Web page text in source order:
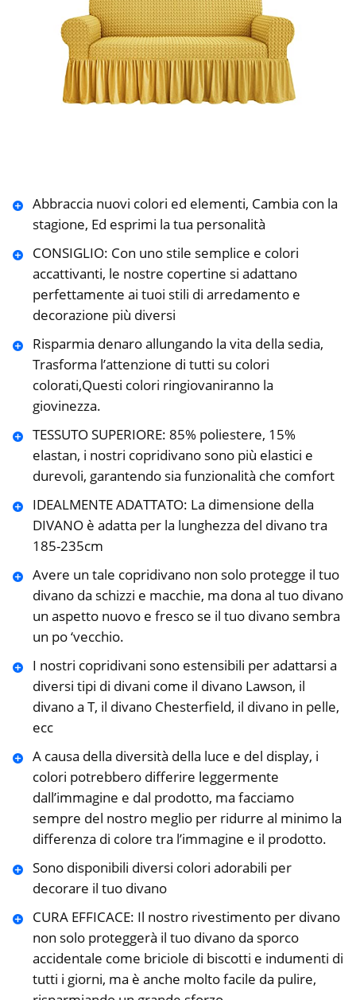
Abbraccia nuovi colori ed elementi, Cambia con la
stagione, Ed esprimi la tua personalità
CONSIGLIO: Con uno stile semplice e colori
accattivanti, le nostre copertine si adattano
perfettamente ai tuoi stili di arredamento e
decorazione più diversi
Risparmia denaro allungando la vita della sedia,
Trasforma l’attenzione di tutti su colori
colorati,Questi colori ringiovaniranno la
giovinezza.
TESSUTO SUPERIORE: 85% poliestere, 15%
elastan, i nostri copridivano sono più elastici e
durevoli, garantendo sia funzionalità che comfort
IDEALMENTE ADATTATO: La dimensione della
DIVANO è adatta per la lunghezza del divano tra
185-235cm
Avere un tale copridivano non solo protegge il tuo
divano da schizzi e macchie, ma dona al tuo divano
un aspetto nuovo e fresco se il tuo divano sembra
un po ‘vecchio.
I nostri copridivani sono estensibili per adattarsi a
diversi tipi di divani come il divano Lawson, il
divano a T, il divano Chesterfield, il divano in pelle,
ecc
A causa della diversità della luce e del display, i
colori potrebbero differire leggermente
dall’immagine e dal prodotto, ma facciamo
sempre del nostro meglio per ridurre al minimo la
differenza di colore tra l’immagine e il prodotto.
Sono disponibili diversi colori adorabili per
decorare il tuo divano
CURA EFFICACE: Il nostro rivestimento per divano
non solo proteggerà il tuo divano da sporco
accidentale come briciole di biscotti e indumenti di
tutti i giorni, ma è anche molto facile da pulire,